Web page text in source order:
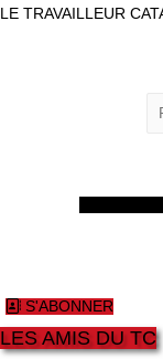
LE TRAVAILLEUR
S'ABONNER
LES AMIS DU TC